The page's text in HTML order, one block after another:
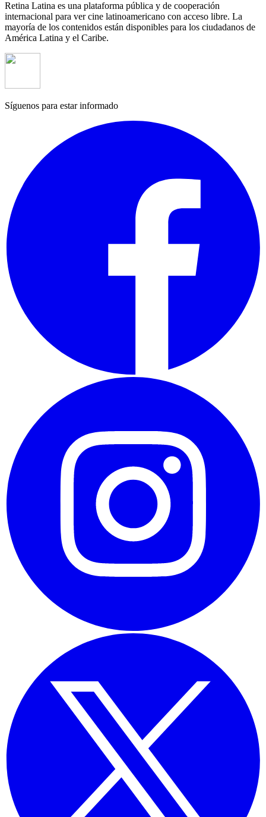
Retina Latina es una plataforma pública y de cooperación
internacional para ver cine latinoamericano con acceso libre. La
mayoría de los contenidos están disponibles para los ciudadanos de
América Latina y el Caribe.
Síguenos para estar informado